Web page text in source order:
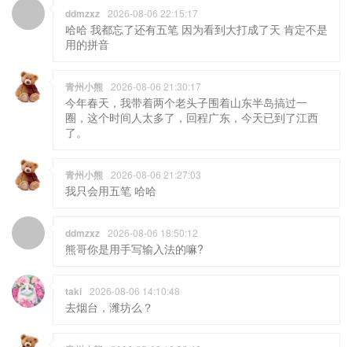
ddmzxz 2026-08-06 22:15:17
哈哈 我都忘了还有五笔 因为看到大打成了天 肯定不是
用的拼音
青州小熊 2026-08-06 21:30:17
今年春天，我带着两个老头子围着山东半岛搞过一
圈，这个时间人太多了，回程广东，今天已到了江西
了。
青州小熊 2026-08-06 21:27:03
我只会用五笔 哈哈
ddmzxz 2026-08-06 18:50:12
熊哥你是用手写输入法的嘛?
taki 2026-08-06 14:10:48
去烟台，潍坊么？